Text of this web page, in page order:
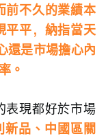
前不久的業績本
平平，納指當天
還是市場擔心內
。
表現都好於市場
品、中國區關